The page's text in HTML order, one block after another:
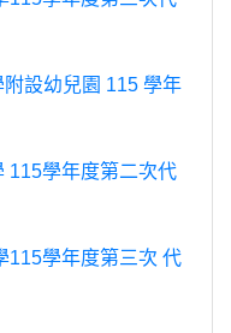
設幼兒園 115 學年
115學年度第二次代
115學年度第三次 代